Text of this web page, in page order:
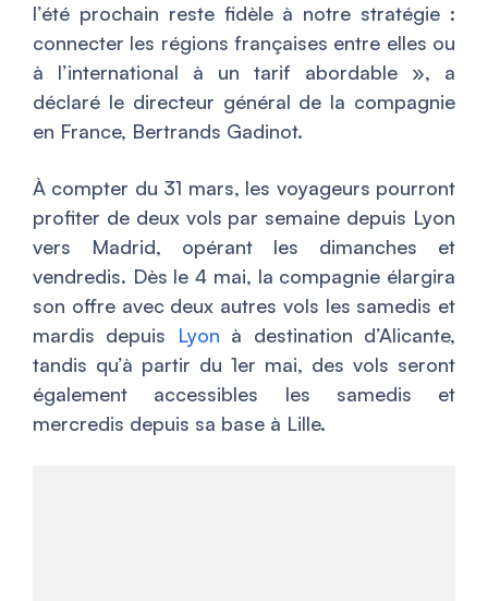
l’été prochain reste fidèle à notre stratégie :
connecter les régions françaises entre elles ou
à l’international à un tarif abordable », a
déclaré le directeur général de la compagnie
en France, Bertrands Gadinot.
À compter du 31 mars, les voyageurs pourront
profiter de deux vols par semaine depuis Lyon
vers Madrid, opérant les dimanches et
vendredis. Dès le 4 mai, la compagnie élargira
son offre avec deux autres vols les samedis et
mardis depuis Lyon à destination d’Alicante,
tandis qu’à partir du 1er mai, des vols seront
également accessibles les samedis et
mercredis depuis sa base à Lille.